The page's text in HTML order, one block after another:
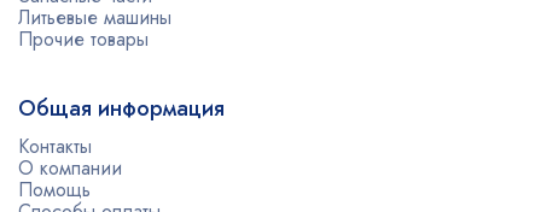
Литьевые машины
Прочие товары
Общая информация
Контакты
О компании
Помощь